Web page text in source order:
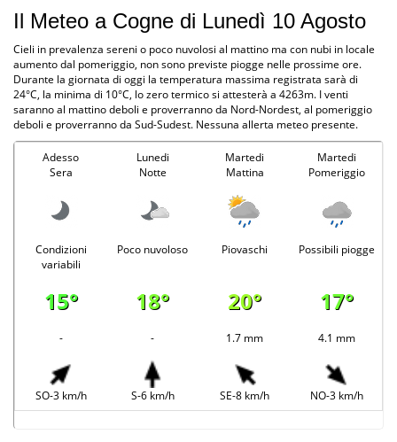
Il Meteo a Cogne di Lunedì 10 Agosto
Cieli in prevalenza sereni o poco nuvolosi al mattino ma con nubi in locale
aumento dal pomeriggio, non sono previste piogge nelle prossime ore.
Durante la giornata di oggi la temperatura massima registrata sarà di
24°C, la minima di 10°C, lo zero termico si attesterà a 4263m. I venti
saranno al mattino deboli e proverranno da Nord-Nordest, al pomeriggio
deboli e proverranno da Sud-Sudest. Nessuna allerta meteo presente.
Adesso
Sera
Lunedi
Notte
Martedi
Mattina
Martedi
Pomeriggio
Condizioni
variabili
Poco nuvoloso Piovaschi Possibili piogge
15° 18° 20° 17°
- - 1.7 mm 4.1 mm
SO-3 km/h S-6 km/h SE-8 km/h NO-3 km/h